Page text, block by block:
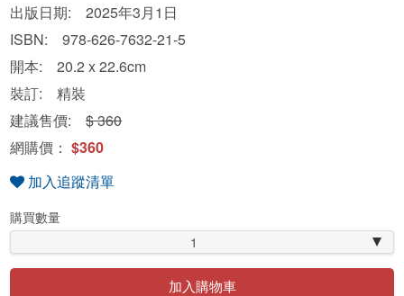
出版日期: 2025年3月1日
ISBN: 978-626-7632-21-5
開本: 20.2 x 22.6cm
裝訂: 精裝
建議售價:$ 360
網購價：$360
加入追蹤清單
購買數量
1
加入購物車